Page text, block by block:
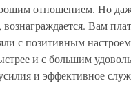
отношением. Но
Вам
с позитивным
и с большим
и эффективное